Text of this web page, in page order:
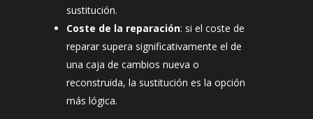
sustitución.
Coste de la reparación: si el coste de
reparar supera significativamente el de
una caja de cambios nueva o
reconstruida, la sustitución es la opción
más lógica.